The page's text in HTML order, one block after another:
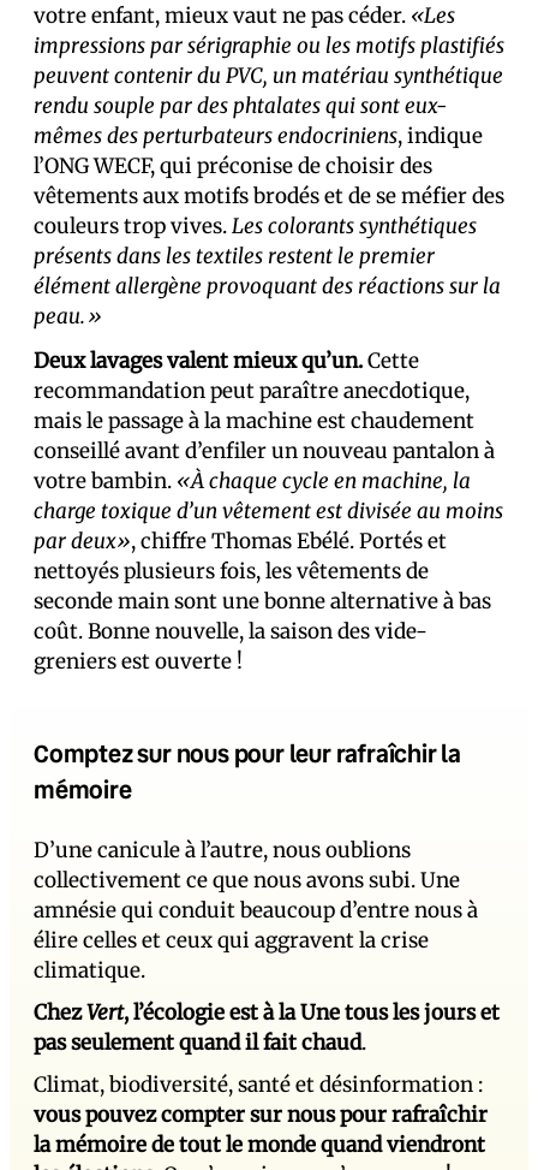
votre enfant, mieux vaut ne pas céder. «Les
impressions par sérigraphie ou les motifs plastifiés
peuvent contenir du PVC, un matériau synthétique
rendu souple par des phtalates qui sont eux-
mêmes des perturbateurs endocriniens, indique
l’ONG WECF, qui préconise de choisir des
vêtements aux motifs brodés et de se méfier des
couleurs trop vives.Les colorants synthétiques
présents dans les textiles restent le premier
élément allergène provoquant des réactions sur la
peau.»
Deux lavages valent mieux qu’un.Cette
recommandation peut paraître anecdotique,
mais le passage à la machine est chaudement
conseillé avant d’enfiler un nouveau pantalon à
votre bambin. «À chaque cycle en machine, la
charge toxique d’un vêtement est divisée au moins
par deux», chiffre Thomas Ebélé. Portés et
nettoyés plusieurs fois, les vêtements de
seconde main sont une bonne alternative à bas
coût. Bonne nouvelle, la saison des vide-
greniers est ouverte !
Comptez sur nous pour leur rafraîchir la
mémoire
D’une canicule à l’autre, nous oublions
collectivement ce que nous avons subi. Une
amnésie qui conduit beaucoup d’entre nous à
élire celles et ceux qui aggravent la crise
climatique.
ChezVert, l’écologie est à la Une tous les jours et
pas seulement quand il fait chaud.
Climat, biodiversité, santé et désinformation :
vous pouvez compter sur nous pour rafraîchir
la mémoire de tout le monde quand viendront